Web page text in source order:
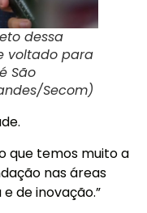
dessa
voltado para
São
Secom)
que temos muito a
nas áreas
de inovação.”